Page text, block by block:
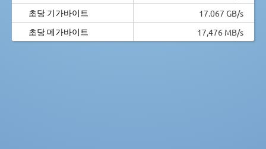
초당 기가바이트
17.067 GB/s
초당 메가바이트
17,476 MB/s